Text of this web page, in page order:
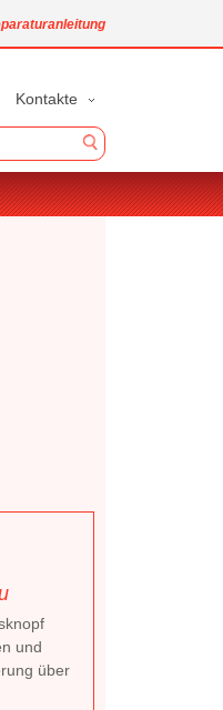
Kontakte
und
über